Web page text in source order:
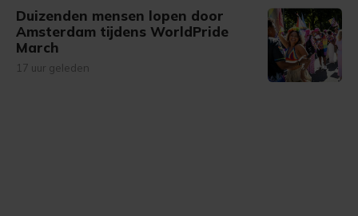
Duizenden mensen lopen door
Amsterdam tijdens WorldPride
March
17 uur geleden